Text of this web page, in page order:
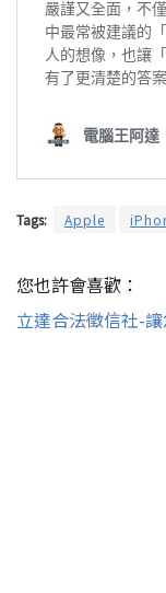
Tags: Apple
您也許會喜歡：
立達合法徵信社-